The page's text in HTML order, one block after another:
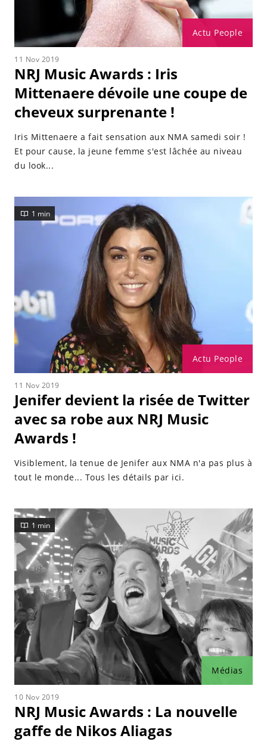
Actu People
11 Nov 2019
NRJ Music Awards : Iris
Mittenaere dévoile une coupe de
cheveux surprenante !
Iris Mittenaere a fait sensation aux NMA samedi soir !
Et pour cause, la jeune femme s'est lâchée au niveau
du look...
Actu People
1 min
11 Nov 2019
Jenifer devient la risée de Twitter
avec sa robe aux NRJ Music
Awards !
Visiblement, la tenue de Jenifer aux NMA n'a pas plus à
tout le monde... Tous les détails par ici.
Médias
1 min
10 Nov 2019
NRJ Music Awards : La nouvelle
gaffe de Nikos Aliagas